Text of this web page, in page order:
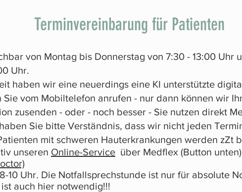
Terminvereinbarung für Patienten
von Montag bis Donnerstag von 7:30 - 13:00 Uhr
Uhr.
haben wir eine neuerdings eine KI unterstützte
vom Mobiltelefon anrufen - nur dann können wir
zusenden - oder - noch besser - Sie nutzen direkt
Sie bitte Verständnis, dass wir nicht jeden
mit schweren Hauterkrankungen werden zZt
unseren Online-Service über Medflex (Button
10 Uhr. Die Notfallsprechstunde ist nur für absolute
auch hier notwendig!!!